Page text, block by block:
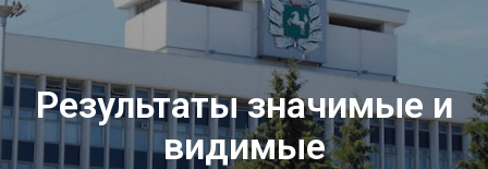
Результаты значимые и
видимые